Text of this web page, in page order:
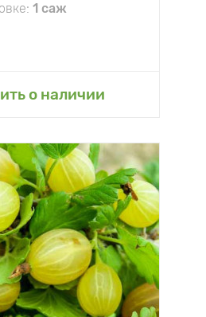
1 саж
о наличии